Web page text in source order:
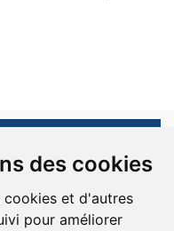
des cookies
cookies et d'autres
pour améliorer
sont réservés.